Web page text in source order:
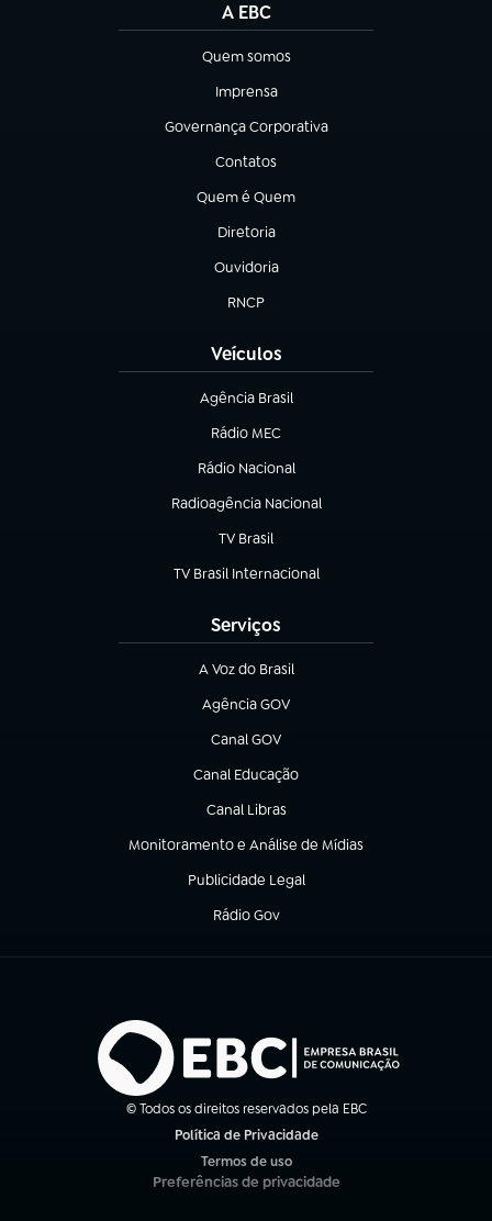
A EBC
Quem somos
(abre em nova aba)
Imprensa
(abre em nova aba)
Governança Corporativa
(abre em nova aba)
Contatos
(abre em nova aba)
Quem é Quem
(abre em nova aba)
Diretoria
(abre em nova aba)
Ouvidoria
(abre em nova aba)
RNCP
(abre em nova aba)
Veículos
Agência Brasil
(abre em nova aba)
Rádio MEC
(abre em nova aba)
Rádio Nacional
Radioagência Nacional
(abre em nova aba)
TV Brasil
(abre em nova aba)
TV Brasil Internacional
(abre em nova aba)
Serviços
A Voz do Brasil
(abre em nova aba)
Agência GOV
(abre em nova aba)
Canal GOV
(abre em nova aba)
Canal Educação
(abre em nova aba)
Canal Libras
(abre em nova aba)
Monitoramento e Análise de Mídias
(abre em nova aba)
Publicidade Legal
(abre em nova aba)
Rádio Gov
(abre em nova aba)
© Todos os direitos reservados pela EBC
Política de Privacidade
Termos de uso
(abre em nova aba)
Preferências de privacidade